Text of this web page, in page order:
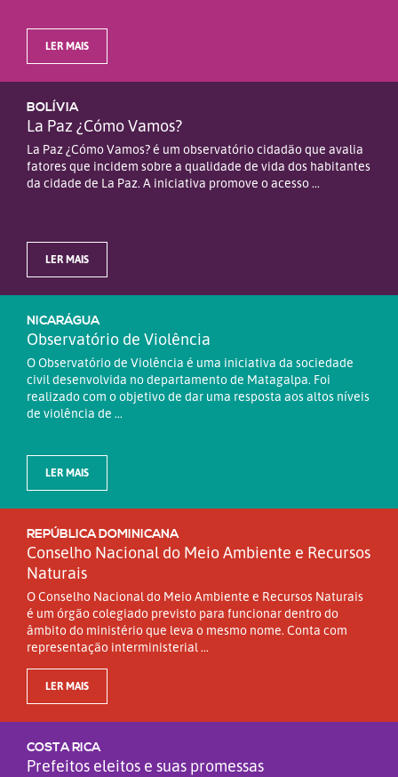
LER MAIS
BOLÍVIA
La Paz ¿Cómo Vamos?
La Paz ¿Cómo Vamos? é um observatório cidadão que avalia
fatores que incidem sobre a qualidade de vida dos habitantes
da cidade de La Paz. A iniciativa promove o acesso ...
LER MAIS
NICARÁGUA
Observatório de Violência
O Observatório de Violência é uma iniciativa da sociedade
civil desenvolvida no departamento de Matagalpa. Foi
realizado com o objetivo de dar uma resposta aos altos níveis
de violência de ...
LER MAIS
REPÚBLICA DOMINICANA
Conselho Nacional do Meio Ambiente e Recursos
Naturais
O Conselho Nacional do Meio Ambiente e Recursos Naturais
é um órgão colegiado previsto para funcionar dentro do
âmbito do ministério que leva o mesmo nome. Conta com
representação interministerial ...
LER MAIS
COSTA RICA
Prefeitos eleitos e suas promessas